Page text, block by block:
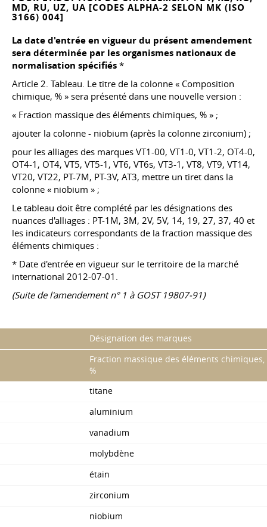
MD, RU, UZ, UA [CODES ALPHA-2 SELON MK (ISO
3166) 004]
La date d'entrée en vigueur du présent amendement
sera déterminée par les organismes nationaux de
normalisation spécifiés *
Article 2. Tableau. Le titre de la colonne « Composition
chimique, % » sera présenté dans une nouvelle version :
« Fraction massique des éléments chimiques, % » ;
ajouter la colonne - niobium (après la colonne zirconium) ;
pour les alliages des marques VT1-00, VT1-0, VT1-2, OT4-0,
OT4-1, OT4, VT5, VT5-1, VT6, VT6s, VT3-1, VT8, VT9, VT14,
VT20, VT22, PT-7M, PT-3V, AT3, mettre un tiret dans la
colonne « niobium » ;
Le tableau doit être complété par les désignations des
nuances d'alliages : PT-1M, 3M, 2V, 5V, 14, 19, 27, 37, 40 et
les indicateurs correspondants de la fraction massique des
éléments chimiques :
* Date d'entrée en vigueur sur le territoire de la marché
international 2012-07-01.
(Suite de l'amendement n° 1 à GOST 19807-91)
Désignation des marques
Fraction massique des éléments chimiques,
%
titane
aluminium
vanadium
molybdène
étain
zirconium
niobium